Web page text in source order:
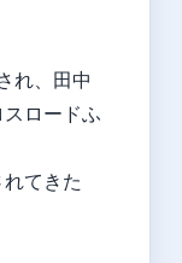
れ、田中
ロードふ
てきた